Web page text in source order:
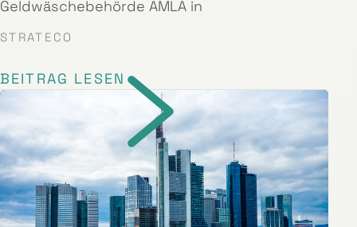
Geldwäschebehörde AMLA in
STRATECO
BEITRAG LESEN